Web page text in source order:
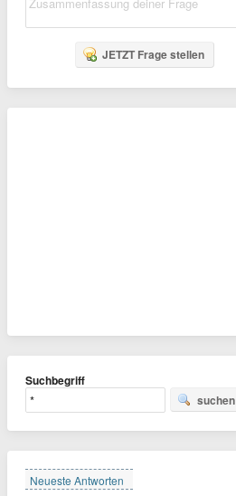
JETZT Frage stellen
Suchbegriff
suchen
Neueste Antworten